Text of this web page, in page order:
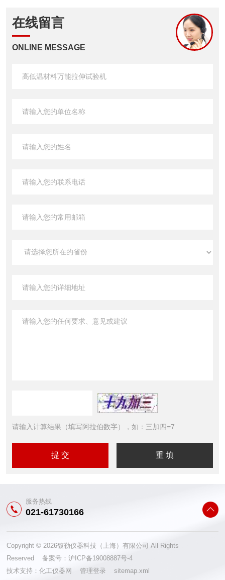
在线留言
ONLINE MESSAGE
请输入计算结果（填写阿拉伯数字），如：三加四=7
服务热线
021-61730166
Copyright © 2026馥勒仪器科技（上海）有限公司 All Rights
Reserved 备案号：沪ICP备19008887号-4
技术支持：化工仪器网管理登录 sitemap.xml